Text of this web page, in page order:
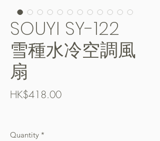
SOUYI SY-122
雪種水冷空調風
扇
HK$418.00Price
Quantity *